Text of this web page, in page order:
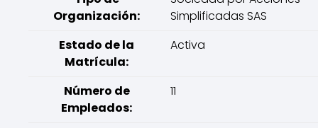
Organización:
Simplificadas SAS
Estado de la
Matrícula:
Activa
Número de
Empleados:
11